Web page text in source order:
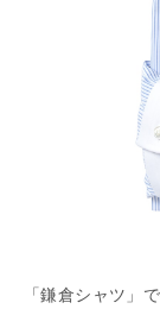
「鎌倉シャツ」